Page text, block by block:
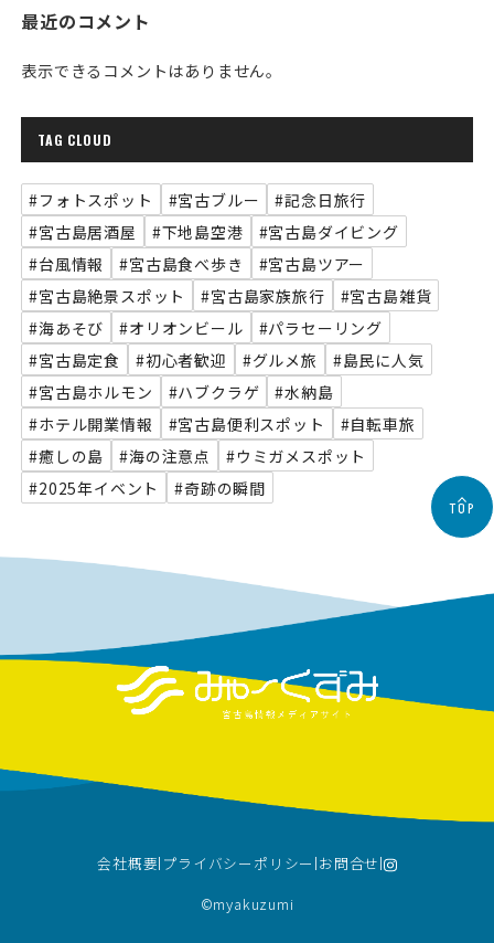
最近のコメント
表示できるコメントはありません。
TAG CLOUD
#フォトスポット #宮古ブルー
#記念日旅行
#宮古島居酒屋
#下地島空港
#宮古島ダイビング
#台風情報
#宮古島食べ歩き
#宮古島ツアー
#宮古島絶景スポット
#宮古島家族旅行
#宮古島雑貨
#海あそび
#オリオンビール
#パラセーリング
#宮古島定食
#初心者歓迎 #グルメ旅
#島民に人気
#宮古島ホルモン
#ハブクラゲ
#水納島
#ホテル開業情報
#宮古島便利スポット
#自転車旅
#癒しの島
#海の注意点
#ウミガメスポット
#2025年イベント
#奇跡の瞬間
会社概要 プライバシーポリシー お問合せ
©︎myakuzumi
TOP